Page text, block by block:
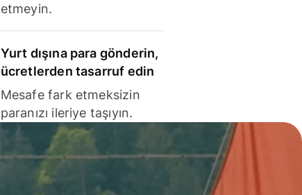
etmeyin.
Yurt dışına para gönderin,
ücretlerden tasarruf edin
Mesafe fark etmeksizin
paranızı ileriye taşıyın.